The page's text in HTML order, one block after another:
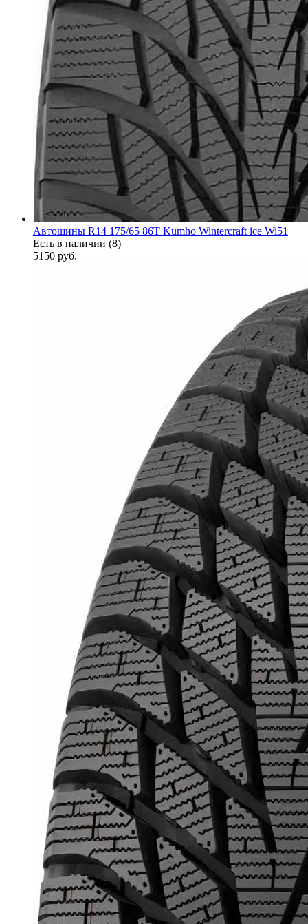
Автошины R14 175/65 86T Kumho Wintercraft ice Wi51
Есть в наличии (8)
5150 руб.